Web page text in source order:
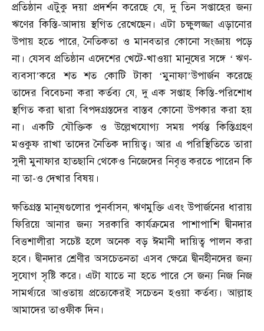
প্রতিষ্ঠান এটুকু দয়া প্রদর্শন করেছে যে,দু তিন সপ্তাহের জন্য
ঋণের কিস্তি-আদায় স্থগিত রেখেছেন। এটা চক্ষুলজ্জা এড়ানোর
উপায় হতে পারে,নৈতিকতা ও মানবতার কোনো সংজ্ঞায় পড়ে
না। যেসব প্রতিষ্ঠান এদেশের খেটে-খাওয়া মানুষের সঙ্গে ‘ ঋণ-
ব্যবসা’করে শত শত কোটি টাকা ‘মুনাফা’উপার্জন করেছে
তাদের বিবেচনা করা কর্তব্য যে,দু এক সপ্তাহ কিস্তি-পরিশোধ
স্থগিত করা দ্বারা বিপদগ্রস্তদের বাস্তব কোনো উপকার করা হয়
না। একটি যৌক্তিক ও উল্লেখযোগ্য সময় পর্যন্ত কিস্তিগ্রহণ
মওকুফ রাখা তাদের নৈতিক দায়িত্ব। আর এ পরিস্থিতিতে তারা
সুদী মুনাফার হাতছানি থেকেও নিজেদের নিবৃত্ত করতে পারেন কি
না তা-ও দেখার বিষয়।
ক্ষতিগ্রস্ত মানুষগুলোর পুনর্বাসন, ঋণমুক্তি এবং উপার্জনের ধারায়
ফিরিয়ে আনার জন্য সরকারি কার্যক্রমের পাশাপাশি দ্বীনদার
বিত্তশালীরা সচেষ্ট হলে অনেক বড় ঈমানী দায়িত্ব পালন করা
হবে। দ্বীনদার শ্রেণীর অসচেতনতা এসব ক্ষেত্রে দ্বীনহীনদের জন্য
সুযোগ সৃষ্টি করে। এটা যাতে না হতে পারে সে জন্য নিজ নিজ
সামর্থ্যরে আওতায় প্রত্যেকেরই সচেতন হওয়া কর্তব্য। আল্লাহ
আমাদের তাওফীক দিন।